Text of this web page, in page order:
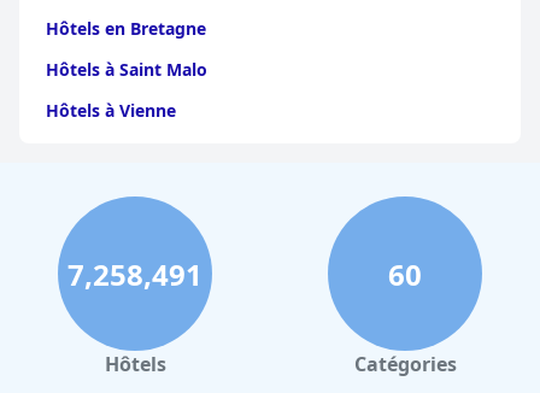
Hôtels en Bretagne
Hôtels à Saint Malo
Hôtels à Vienne
Hôtels à Perpignan
Hôtels au Grand-Bornand
Hôtels à Strasbourg
Hôtels à Valence
Hôtels à Gerardmer
7,258,491
Hôtels
60
Catégories